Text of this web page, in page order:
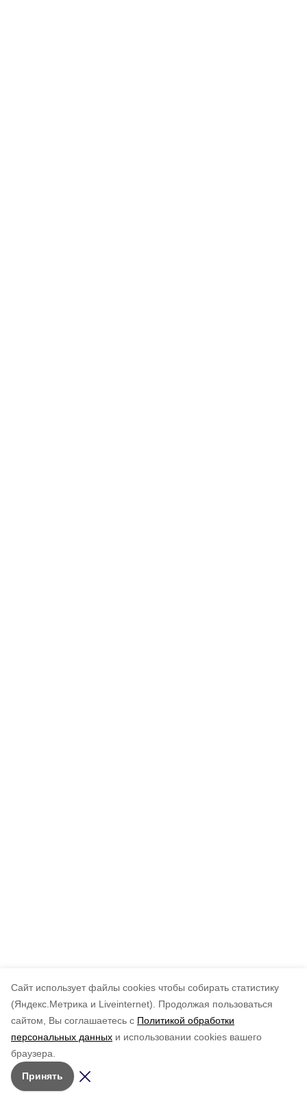
Cайт использует файлы cookies чтобы собирать статистику
(Яндекс.Метрика и Liveinternet).
Продолжая пользоваться
сайтом, Вы соглашаетесь с Политикой обработки
персональных данных и использовании cookies вашего
браузера.
Принять